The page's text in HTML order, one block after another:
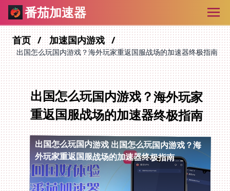
番茄加速器
首页 加速国内游戏
出国怎么玩国内游戏？海外玩家重返国服战场的加速器终极指南
出国怎么玩国内游戏？海外玩家
重返国服战场的加速器终极指南
出国怎么玩国内游戏 出国怎么玩国内游戏？海
外玩家重返国服战场的加速器终极指南